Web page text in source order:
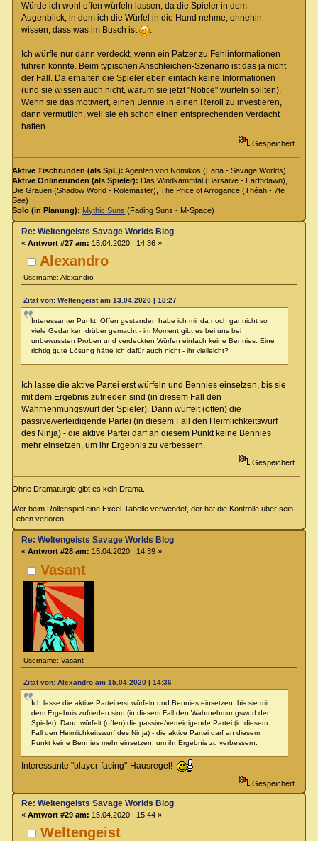
Würde ich wohl offen würfeln lassen, da die Spieler in dem
Augenblick, in dem ich die Würfel in die Hand nehme, ohnehin
wissen, dass was im Busch ist
.
Ich würfle nur dann verdeckt, wenn ein Patzer zu Fehl informationen
führen könnte. Beim typischen Anschleichen-Szenario ist das ja nicht
der Fall. Da erhalten die Spieler eben einfach keine Informationen
(und sie wissen auch nicht, warum sie jetzt "Notice" würfeln sollten).
Wenn sie das motiviert, einen Bennie in einen Reroll zu investieren,
dann vermutlich, weil sie eh schon einen entsprechenden Verdacht
hatten.
Gespeichert
Aktive Tischrunden (als SpL): Agenten von Nomikos (Eana - Savage Worlds)
Aktive Onlinerunden (als Spieler): Das Windkammtal (Barsaive - Earthdawn),
Die Grauen (Shadow World - Rolemaster), The Price of Arrogance (Théah - 7te
See)
Solo (in Planung): Mythic Suns (Fading Suns - M-Space)
Alexandro
Username: Alexandro
Re: Weltengeists Savage Worlds Blog
« Antwort #27 am: 15.04.2020 | 14:36 »
Zitat von: Weltengeist am 13.04.2020 | 18:27
Interessanter Punkt. Offen gestanden habe ich mir da noch gar nicht so
viele Gedanken drüber gemacht - im Moment gibt es bei uns bei
unbewussten Proben und verdeckten Würfen einfach keine Bennies. Eine
richtig gute Lösung hätte ich dafür auch nicht - ihr vielleicht?
Ich lasse die aktive Partei erst würfeln und Bennies einsetzen, bis sie
mit dem Ergebnis zufrieden sind (in diesem Fall den
Wahrnehmungswurf der Spieler). Dann würfelt (offen) die
passive/verteidigende Partei (in diesem Fall den Heimlichkeitswurf
des Ninja) - die aktive Partei darf an diesem Punkt keine Bennies
mehr einsetzen, um ihr Ergebnis zu verbessern.
Gespeichert
Ohne Dramaturgie gibt es kein Drama.
Wer beim Rollenspiel eine Excel-Tabelle verwendet, der hat die Kontrolle über sein
Leben verloren.
Vasant
Username: Vasant
Re: Weltengeists Savage Worlds Blog
« Antwort #28 am: 15.04.2020 | 14:39 »
Zitat von: Alexandro am 15.04.2020 | 14:36
Ich lasse die aktive Partei erst würfeln und Bennies einsetzen, bis sie mit
dem Ergebnis zufrieden sind (in diesem Fall den Wahrnehmungswurf der
Spieler). Dann würfelt (offen) die passive/verteidigende Partei (in diesem
Fall den Heimlichkeitswurf des Ninja) - die aktive Partei darf an diesem
Punkt keine Bennies mehr einsetzen, um ihr Ergebnis zu verbessern.
Interessante "player-facing"-Hausregel!
Gespeichert
Weltengeist
Re: Weltengeists Savage Worlds Blog
« Antwort #29 am: 15.04.2020 | 15:44 »